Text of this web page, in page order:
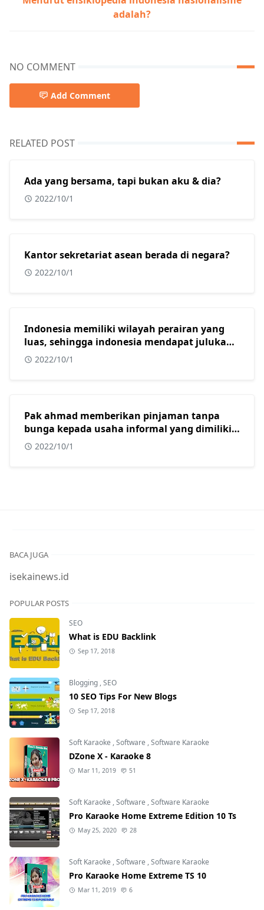
adalah?
NO COMMENT
Add Comment
RELATED POST
Ada yang bersama, tapi bukan aku & dia?
2022/10/1
Kantor sekretariat asean berada di negara?
2022/10/1
Indonesia memiliki wilayah perairan yang
luas, sehingga indonesia mendapat julukan
sebagai?
2022/10/1
Pak ahmad memberikan pinjaman tanpa
bunga kepada usaha informal yang dimiliki
oleh beberapa warga muslim di kota
2022/10/1
BACA JUGA
isekainews.id
POPULAR POSTS
SEO
What is EDU Backlink
Sep 17, 2018
Blogging ,SEO
10 SEO Tips For New Blogs
Sep 17, 2018
Soft Karaoke ,Software ,Software Karaoke
DZone X - Karaoke 8
Mar 11, 2019 51
Soft Karaoke ,Software ,Software Karaoke
Pro Karaoke Home Extreme Edition 10 Ts
May 25, 2020 28
Soft Karaoke ,Software ,Software Karaoke
Pro Karaoke Home Extreme TS 10
Mar 11, 2019 6